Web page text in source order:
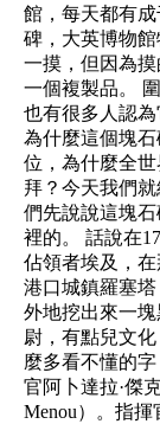
館，每天都有
碑，大英博物
一摸，但因為
一個複製品。
也有很多人認
為什麼這個塊
位，為什麼全
拜？今天我們
們先說說這塊
裡的。 話說在
佔領者埃及，
港口城鎮羅塞
外地挖出來一
尉，有點兒文
麼多看不懂的
官阿卜達拉·傑
Menou）。指